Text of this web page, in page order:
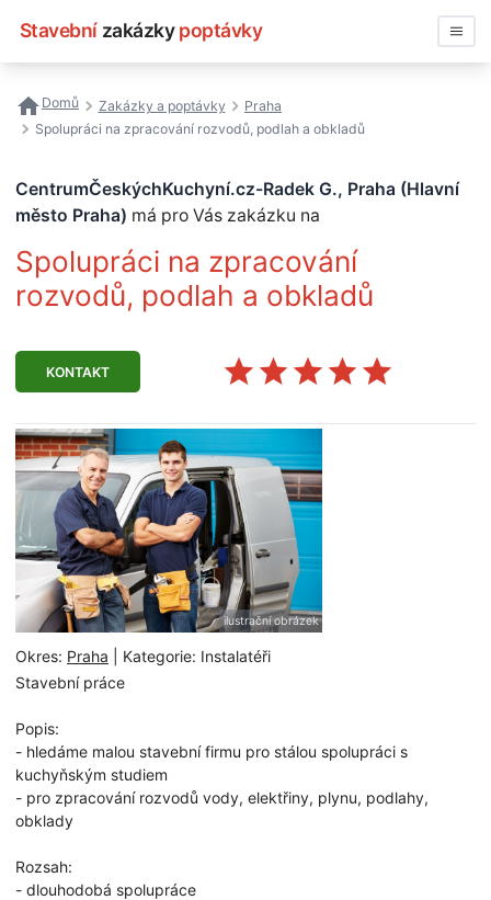
Stavební zakázky poptávky
Všechny zakázky
Nejčastější vyhledávání
Domů Zakázky a poptávky
Praha
Spolupráci na zpracování rozvodů, podlah a obkladů
CentrumČeskýchKuchyní.cz-Radek G., Praha (Hlavní
město Praha) má pro Vás zakázku na
Spolupráci na zpracování
rozvodů, podlah a obkladů
KONTAKT
Okres: Praha | Kategorie: Instalatéři
Stavební práce
Popis:
- hledáme malou stavební firmu pro stálou spolupráci s
kuchyňským studiem
- pro zpracování rozvodů vody, elektřiny, plynu, podlahy,
obklady
Rozsah:
- dlouhodobá spolupráce
ilustrační obrázek